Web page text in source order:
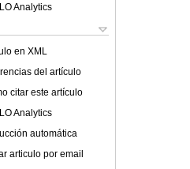
Analytics
en XML
del artículo
citar este artículo
Analytics
automática
articulo por email